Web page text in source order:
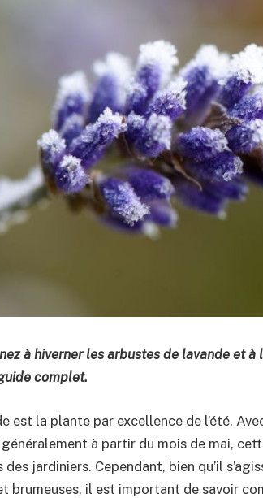
à hiverner les arbustes de lavande et
complet.
est la plante par excellence de l’été.
généralement à partir du mois de mai,
des jardiniers. Cependant, bien qu’il
brumeuses, il est important de savoir